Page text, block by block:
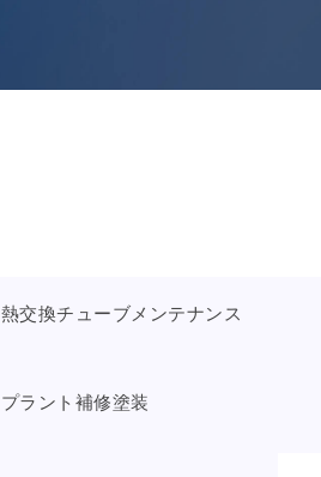
熱交換チューブメンテナンス
プラント補修塗装